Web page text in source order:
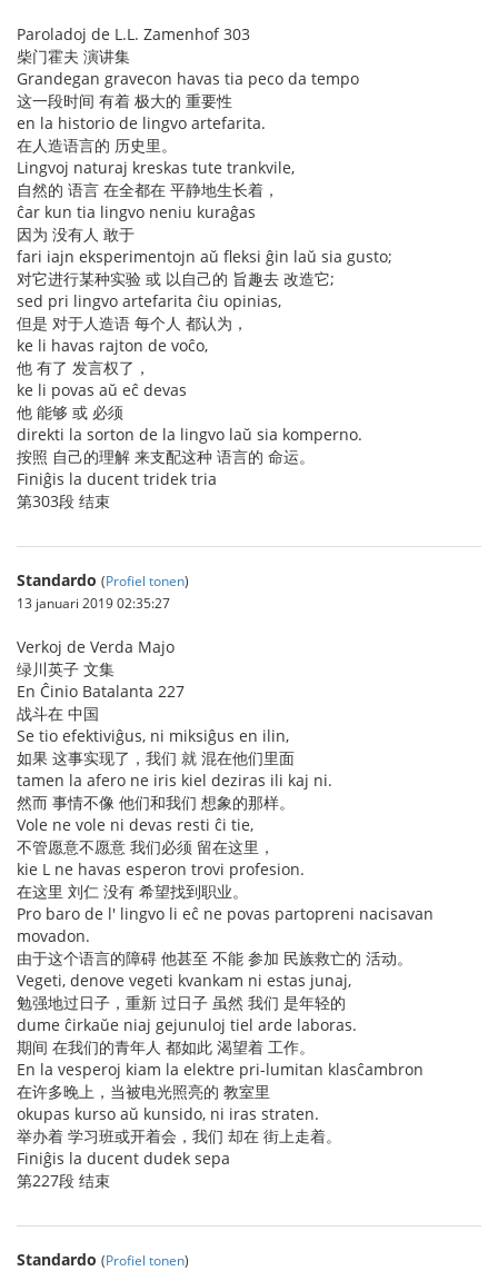
Paroladoj de L.L. Zamenhof 303
柴门霍夫 演讲集
Grandegan gravecon havas tia peco da tempo
这一段时间 有着 极大的 重要性
en la historio de lingvo artefarita.
在人造语言的 历史里。
Lingvoj naturaj kreskas tute trankvile,
自然的 语言 在全都在 平静地生长着，
ĉar kun tia lingvo neniu kuraĝas
因为 没有人 敢于
fari iajn eksperimentojn aŭ fleksi ĝin laŭ sia gusto;
对它进行某种实验 或 以自己的 旨趣去 改造它;
sed pri lingvo artefarita ĉiu opinias,
但是 对于人造语 每个人 都认为，
ke li havas rajton de voĉo,
他 有了 发言权了，
ke li povas aŭ eĉ devas
他 能够 或 必须
direkti la sorton de la lingvo laŭ sia komperno.
按照 自己的理解 来支配这种 语言的 命运。
Finiĝis la ducent tridek tria
第303段 结束
Standardo (Profiel tonen)
13 januari 2019 02:35:27
Verkoj de Verda Majo
绿川英子 文集
En Ĉinio Batalanta 227
战斗在 中国
Se tio efektiviĝus, ni miksiĝus en ilin,
如果 这事实现了，我们 就 混在他们里面
tamen la afero ne iris kiel deziras ili kaj ni.
然而 事情不像 他们和我们 想象的那样。
Vole ne vole ni devas resti ĉi tie,
不管愿意不愿意 我们必须 留在这里，
kie L ne havas esperon trovi profesion.
在这里 刘仁 没有 希望找到职业。
Pro baro de l' lingvo li eĉ ne povas partopreni nacisavan
movadon.
由于这个语言的障碍 他甚至 不能 参加 民族救亡的 活动。
Vegeti, denove vegeti kvankam ni estas junaj,
勉强地过日子，重新 过日子 虽然 我们 是年轻的
dume ĉirkaŭe niaj gejunuloj tiel arde laboras.
期间 在我们的青年人 都如此 渴望着 工作。
En la vesperoj kiam la elektre pri-lumitan klasĉambron
在许多晚上，当被电光照亮的 教室里
okupas kurso aŭ kunsido, ni iras straten.
举办着 学习班或开着会，我们 却在 街上走着。
Finiĝis la ducent dudek sepa
第227段 结束
Standardo (Profiel tonen)